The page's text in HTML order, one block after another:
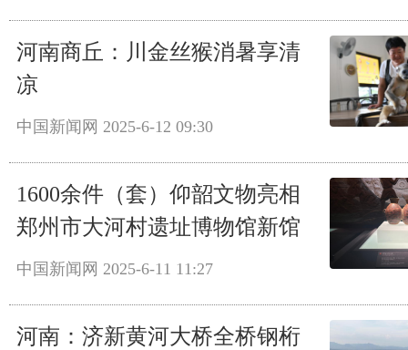
河南商丘：川金丝猴消暑享清
凉
中国新闻网 2025-6-12 09:30
1600余件（套）仰韶文物亮相
郑州市大河村遗址博物馆新馆
中国新闻网 2025-6-11 11:27
河南：济新黄河大桥全桥钢桁